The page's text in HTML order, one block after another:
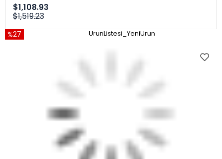
$1,108.93
$1,519.23
%27 UrunListesi_YeniUrun